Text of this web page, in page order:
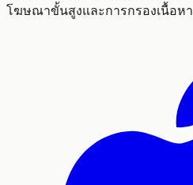
โฆษณาขั้นสูงและการกรองเนื้อหา